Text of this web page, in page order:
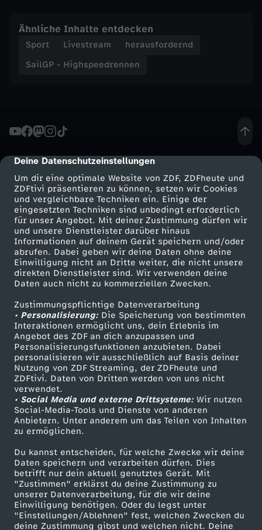
cmp-dialog-description
Deine Datenschutzeinstellungen
Um dir eine optimale Website von ZDF, ZDFheute und
ZDFtivi präsentieren zu können, setzen wir Cookies
und vergleichbare Techniken ein. Einige der
eingesetzten Techniken sind unbedingt erforderlich
für unser Angebot. Mit deiner Zustimmung dürfen wir
und unsere Dienstleister darüber hinaus
Informationen auf deinem Gerät speichern und/oder
abrufen. Dabei geben wir deine Daten ohne deine
Einwilligung nicht an Dritte weiter, die nicht unsere
direkten Dienstleister sind. Wir verwenden deine
Daten auch nicht zu kommerziellen Zwecken.
Zustimmungspflichtige Datenverarbeitung
• Personalisierung:Die Speicherung von bestimmten
Interaktionen ermöglicht uns, dein Erlebnis im
Angebot des ZDF an dich anzupassen und
Personalisierungsfunktionen anzubieten. Dabei
personalisieren wir ausschließlich auf Basis deiner
Nutzung von ZDF Streaming, der ZDFheute und
ZDFtivi. Daten von Dritten werden von uns nicht
verwendet.
• Social Media und externe Drittsysteme:Wir nutzen
Social-Media-Tools und Dienste von anderen
Anbietern. Unter anderem um das Teilen von Inhalten
zu ermöglichen.
Du kannst entscheiden, für welche Zwecke wir deine
Daten speichern und verarbeiten dürfen. Dies
betrifft nur dein aktuell genutztes Gerät. Mit
"Zustimmen" erklärst du deine Zustimmung zu
unserer Datenverarbeitung, für die wir deine
Einwilligung benötigen. Oder du legst unter
"Einstellungen/Ablehnen" fest, welchen Zwecken du
deine Zustimmung gibst und welchen nicht. Deine
Ähnliche Inhalte entdecken
Sport Livestream
herausfordernd
SailGP - Highspeedrennen
Mehr ZDF
ZDF-Apps
Smart TV
ZDFtext
Livestreams
Sendungen A-Z
TV-Programm
Service
ZDFmitreden
Kontakt zum ZDF
Tickets
Zuschauerservice
Hilfe
ZDF Unternehmen
Karriere
ZDF goes Schule
Werbefernsehen
Mainzelmännchen